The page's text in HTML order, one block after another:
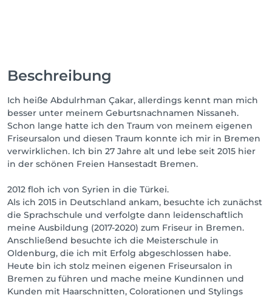
Beschreibung
Ich heiße Abdulrhman Çakar, allerdings kennt man mich
besser unter meinem Geburtsnachnamen Nissaneh.
Schon lange hatte ich den Traum von meinem eigenen
Friseursalon und diesen Traum konnte ich mir in Bremen
verwirklichen. Ich bin 27 Jahre alt und lebe seit 2015 hier
in der schönen Freien Hansestadt Bremen.
2012 floh ich von Syrien in die Türkei.
Als ich 2015 in Deutschland ankam, besuchte ich zunächst
die Sprachschule und verfolgte dann leidenschaftlich
meine Ausbildung (2017-2020) zum Friseur in Bremen.
Anschließend besuchte ich die Meisterschule in
Oldenburg, die ich mit Erfolg abgeschlossen habe.
Heute bin ich stolz meinen eigenen Friseursalon in
Bremen zu führen und mache meine Kundinnen und
Kunden mit Haarschnitten, Colorationen und Stylings